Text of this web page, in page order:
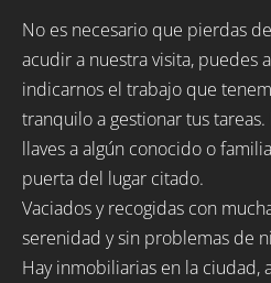
No es necesario que pierdas
acudir a nuestra visita, puedes
indicarnos el trabajo que
tranquilo a gestionar tus
llaves a algún conocido o
puerta del lugar citado.
Vaciados y recogidas con
serenidad y sin problemas de
Hay inmobiliarias en la ciudad,